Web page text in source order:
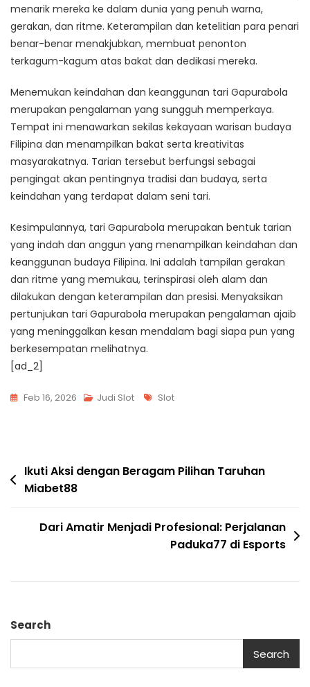
menarik mereka ke dalam dunia yang penuh warna,
gerakan, dan ritme. Keterampilan dan ketelitian para penari
benar-benar menakjubkan, membuat penonton
terkagum-kagum atas bakat dan dedikasi mereka.
Menemukan keindahan dan keanggunan tari Gapurabola
merupakan pengalaman yang sungguh memperkaya.
Tempat ini menawarkan sekilas kekayaan warisan budaya
Filipina dan menampilkan bakat serta kreativitas
masyarakatnya. Tarian tersebut berfungsi sebagai
pengingat akan pentingnya tradisi dan budaya, serta
keindahan yang terdapat dalam seni tari.
Kesimpulannya, tari Gapurabola merupakan bentuk tarian
yang indah dan anggun yang menampilkan keindahan dan
keanggunan budaya Filipina. Ini adalah tampilan gerakan
dan ritme yang memukau, terinspirasi oleh alam dan
dilakukan dengan keterampilan dan presisi. Menyaksikan
pertunjukan tari Gapurabola merupakan pengalaman ajaib
yang meninggalkan kesan mendalam bagi siapa pun yang
berkesempatan melihatnya.
[ad_2]
Feb 16, 2026 Judi Slot Tags
Slot
Post
navigation
Ikuti Aksi dengan Beragam Pilihan Taruhan
Miabet88
Dari Amatir Menjadi Profesional: Perjalanan
Paduka77 di Esports
Search
Search